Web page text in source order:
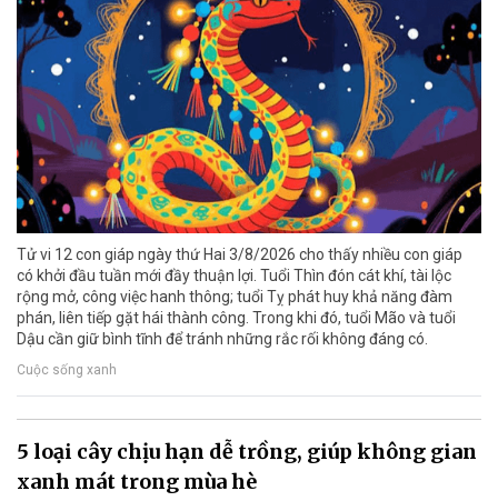
Tử vi 12 con giáp ngày thứ Hai 3/8/2026 cho thấy nhiều con giáp
có khởi đầu tuần mới đầy thuận lợi. Tuổi Thìn đón cát khí, tài lộc
rộng mở, công việc hanh thông; tuổi Tỵ phát huy khả năng đàm
phán, liên tiếp gặt hái thành công. Trong khi đó, tuổi Mão và tuổi
Dậu cần giữ bình tĩnh để tránh những rắc rối không đáng có.
Cuộc sống xanh
5 loại cây chịu hạn dễ trồng, giúp không gian
xanh mát trong mùa hè